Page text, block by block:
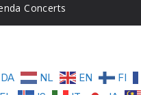
Concerts
DA NL EN
FI